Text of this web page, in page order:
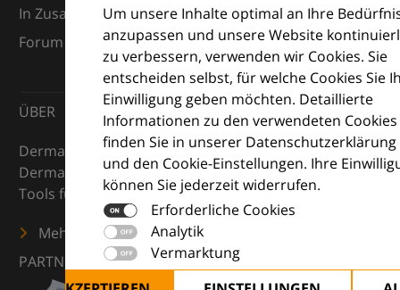
Um unsere Inhalte optimal an Ihre
anzupassen und unsere Website
zu verbessern, verwenden wir Cookies. Sie
entscheiden selbst, für welche Cookies Sie
Einwilligung geben möchten. Detaillierte
Informationen zu den verwendeten Cookies
finden Sie in unserer Datenschutzerklärung
und den Cookie-Einstellungen. Ihre
können Sie jederzeit widerrufen.
Erforderliche Cookies
Analytik
Vermarktung
In Zusammenarbeit mit dem European Dermatology
Forum (EDF) und Euroderm Excellence
ÜBER
DermaCompass ist Ihr digitaler Kompass für die
Dermatologie – mit Wissen, Bildern und praktischen
Tools für den klinischen Alltag.
Mehr erfahren
PARTNER